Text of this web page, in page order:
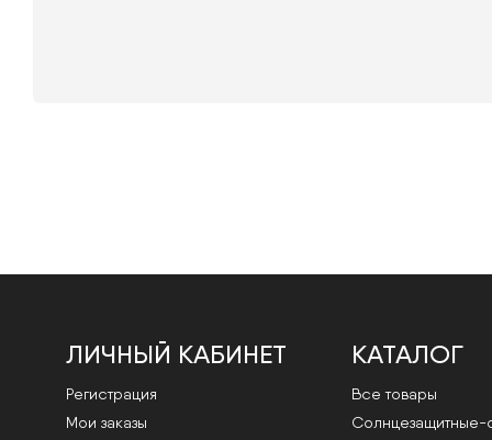
ЛИЧНЫЙ КАБИНЕТ
Регистрация
Мои заказы
КАТАЛОГ
Все товары
Cолнцезащитные-